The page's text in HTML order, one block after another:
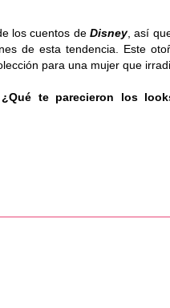
los cuentos deDisney, así
de esta tendencia. Este
para una mujer que
te parecieron los